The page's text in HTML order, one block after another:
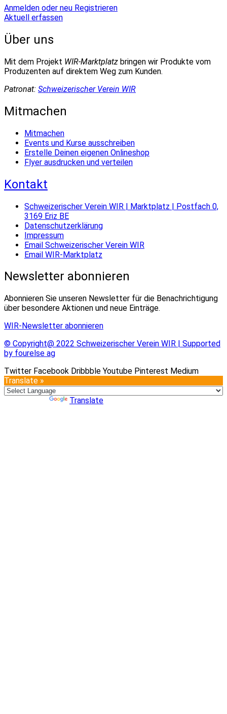
Anmelden oder neu Registrieren
Aktuell erfassen
Über uns
Mit dem Projekt WIR-Marktplatz bringen wir Produkte vom
Produzenten auf direktem Weg zum Kunden.
Patronat: Schweizerischer Verein WIR
Mitmachen
Mitmachen
Events und Kurse ausschreiben
Erstelle Deinen eigenen Onlineshop
Flyer ausdrucken und verteilen
Kontakt
Schweizerischer Verein WIR | Marktplatz | Postfach 0,
3169 Eriz BE
Datenschutzerklärung
Impressum
Email Schweizerischer Verein WIR
Email WIR-Marktplatz
Newsletter abonnieren
Abonnieren Sie unseren Newsletter für die Benachrichtigung
über besondere Aktionen und neue Einträge.
WIR-Newsletter abonnieren
© Copyright@ 2022 Schweizerischer Verein WIR | Supported
by fourelse ag
Twitter Facebook Dribbble Youtube Pinterest Medium
Translate »
Translate